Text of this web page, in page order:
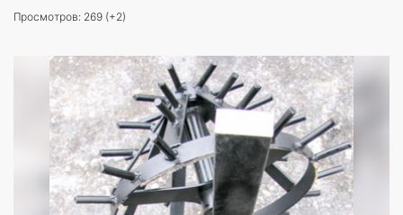
Просмотров: 269 (+2)